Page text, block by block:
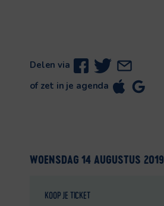
Delen via
of zet in je agenda
WOENSDAG 14 AUGUSTUS 2019
KOOP JE TICKET